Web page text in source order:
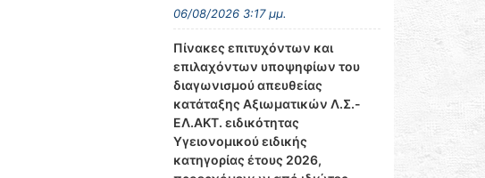
06/08/2026 3:17 μμ.
Πίνακες επιτυχόντων και
επιλαχόντων υποψηφίων του
διαγωνισμού απευθείας
κατάταξης Αξιωματικών Λ.Σ.-
ΕΛ.ΑΚΤ. ειδικότητας
Υγειονομικού ειδικής
κατηγορίας έτους 2026,